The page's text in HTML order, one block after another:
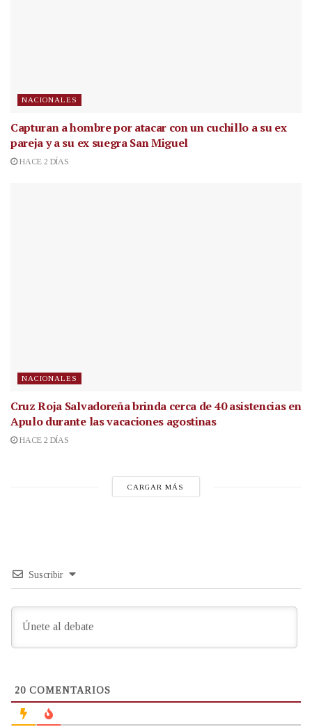
NACIONALES
Capturan a hombre por atacar con un cuchillo a su ex
pareja y a su ex suegra San Miguel
HACE 2 DÍAS
NACIONALES
Cruz Roja Salvadoreña brinda cerca de 40 asistencias en
Apulo durante las vacaciones agostinas
HACE 2 DÍAS
CARGAR MÁS
Suscribir
20 COMENTARIOS